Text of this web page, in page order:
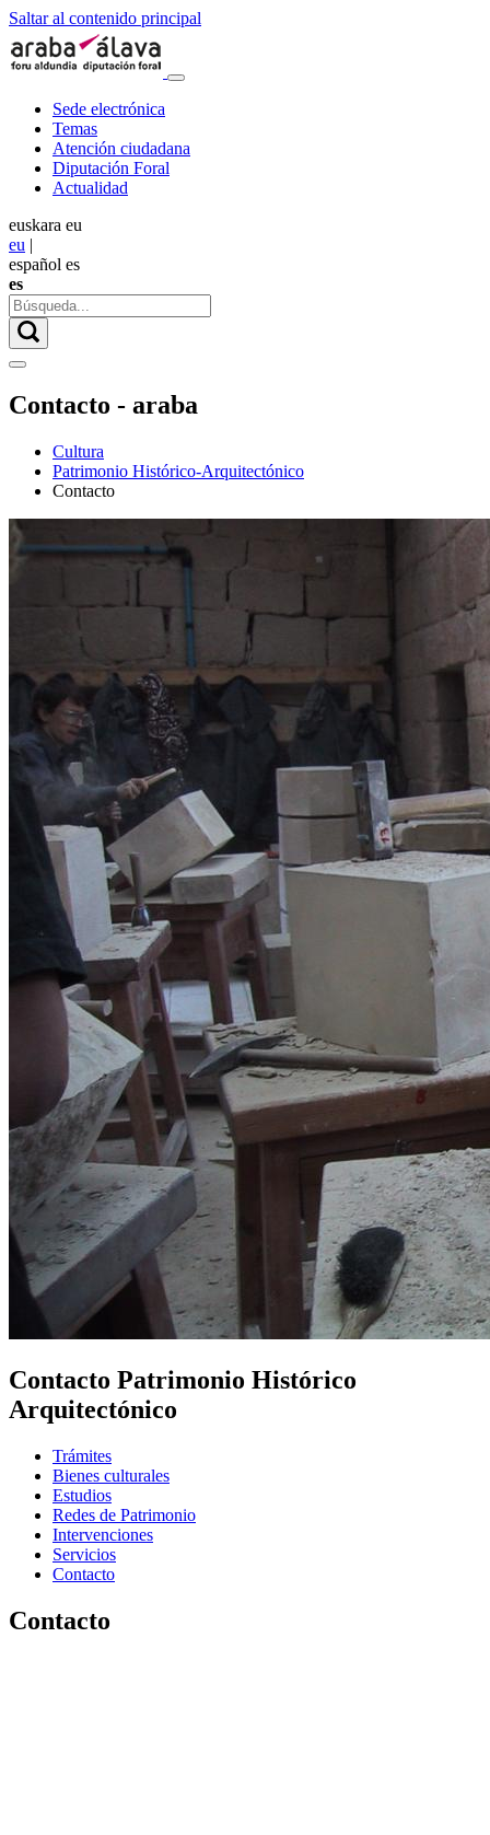
Saltar al contenido principal
Sede electrónica
Temas
Atención ciudadana
Diputación Foral
Actualidad
euskara eu
eu |
español es
es
Contacto - araba
Cultura
Patrimonio Histórico-Arquitectónico
Contacto
Contacto Patrimonio Histórico
Arquitectónico
Trámites
Bienes culturales
Estudios
Redes de Patrimonio
Intervenciones
Servicios
Contacto
Contacto